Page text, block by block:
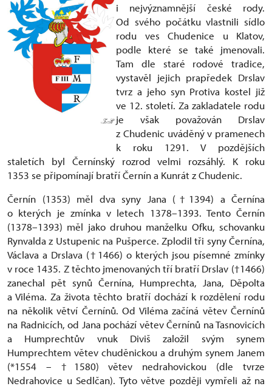
i nejvýznamnější české rody.
Od svého počátku vlastnili sídlo
rodu ves Chudenice u Klatov,
podle které se také jmenovali.
Tam dle staré rodové tradice,
vystavěl jejich prapředek Drslav
tvrz a jeho syn Protiva kostel již
ve 12. století. Za zakladatele rodu
je však považován Drslav
z Chudenic uváděný v pramenech
k roku 1291. V pozdějších
staletích byl Černínský rozrod velmi rozsáhlý. K roku
1353 se připomínají bratří Černín a Kunrát z Chudenic.
Černín (1353) měl dva syny Jana (†1394) a Černína
o kterých je zmínka v letech 1378–1393. Tento Černín
(1378–1393) měl jako druhou manželku Ofku, schovanku
Rynvalda z Ustupenic na Pušperce. Zplodil tři syny Černína,
Václava a Drslava (†1466) o kterých jsou písemné zmínky
v roce 1435. Z těchto jmenovaných tří bratří Drslav (†1466)
zanechal pět synů Černína, Humprechta, Jana, Děpolta
a Viléma. Za života těchto bratří dochází k rozdělení rodu
na několik větví Černínů. Od Viléma začíná větev Černínů
na Radnicích, od Jana pochází větev Černínů na Tasnovicích
a Humprechtův vnuk Diviš založil svým synem
Humprechtem větev chuděnickou a druhým synem Janem
(*1554 – †1580) větev nedrahovickou (dle tvrze
Nedrahovice u Sedlčan). Tyto větve později vymřeli až na